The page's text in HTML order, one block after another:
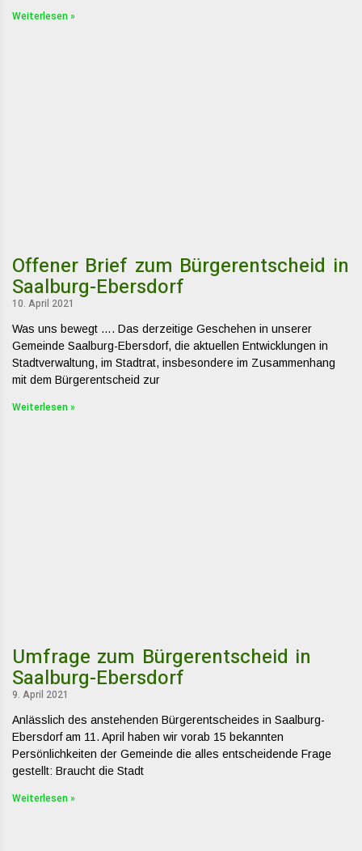
Weiterlesen »
Offener Brief zum Bürgerentscheid in
Saalburg-Ebersdorf
10. April 2021
Was uns bewegt …. Das derzeitige Geschehen in unserer
Gemeinde Saalburg-Ebersdorf, die aktuellen Entwicklungen in
Stadtverwaltung, im Stadtrat, insbesondere im Zusammenhang
mit dem Bürgerentscheid zur
Weiterlesen »
Umfrage zum Bürgerentscheid in
Saalburg-Ebersdorf
9. April 2021
Anlässlich des anstehenden Bürgerentscheides in Saalburg-
Ebersdorf am 11. April haben wir vorab 15 bekannten
Persönlichkeiten der Gemeinde die alles entscheidende Frage
gestellt: Braucht die Stadt
Weiterlesen »